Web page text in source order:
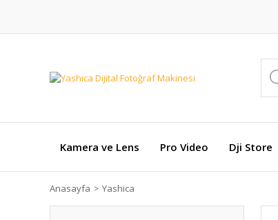
Kamera ve Lens Pro Video Dji Store
Anasayfa Yashica